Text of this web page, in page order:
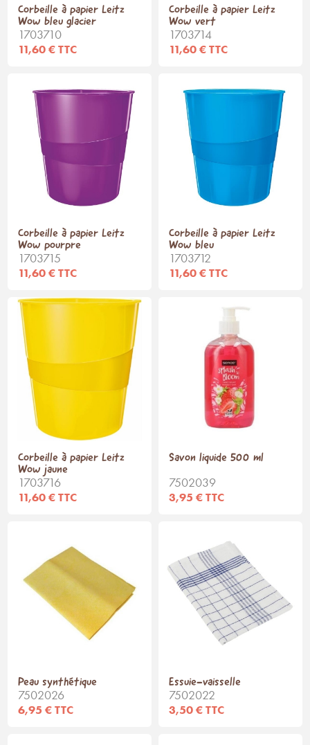
Corbeille à papier Leitz
Wow bleu glacier
1703710
11,60 € TTC
Corbeille à papier Leitz
Wow vert
1703714
11,60 € TTC
Corbeille à papier Leitz
Wow pourpre
1703715
11,60 € TTC
Corbeille à papier Leitz
Wow bleu
1703712
11,60 € TTC
Corbeille à papier Leitz
Wow jaune
1703716
11,60 € TTC
Savon liquide 500 ml
7502039
3,95 € TTC
Peau synthétique
7502026
6,95 € TTC
Essuie-vaisselle
7502022
3,50 € TTC